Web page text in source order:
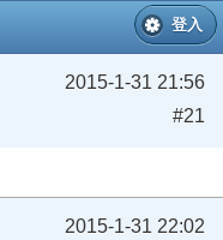
登入
2015-1-31 21:56
#21
2015-1-31 22:02